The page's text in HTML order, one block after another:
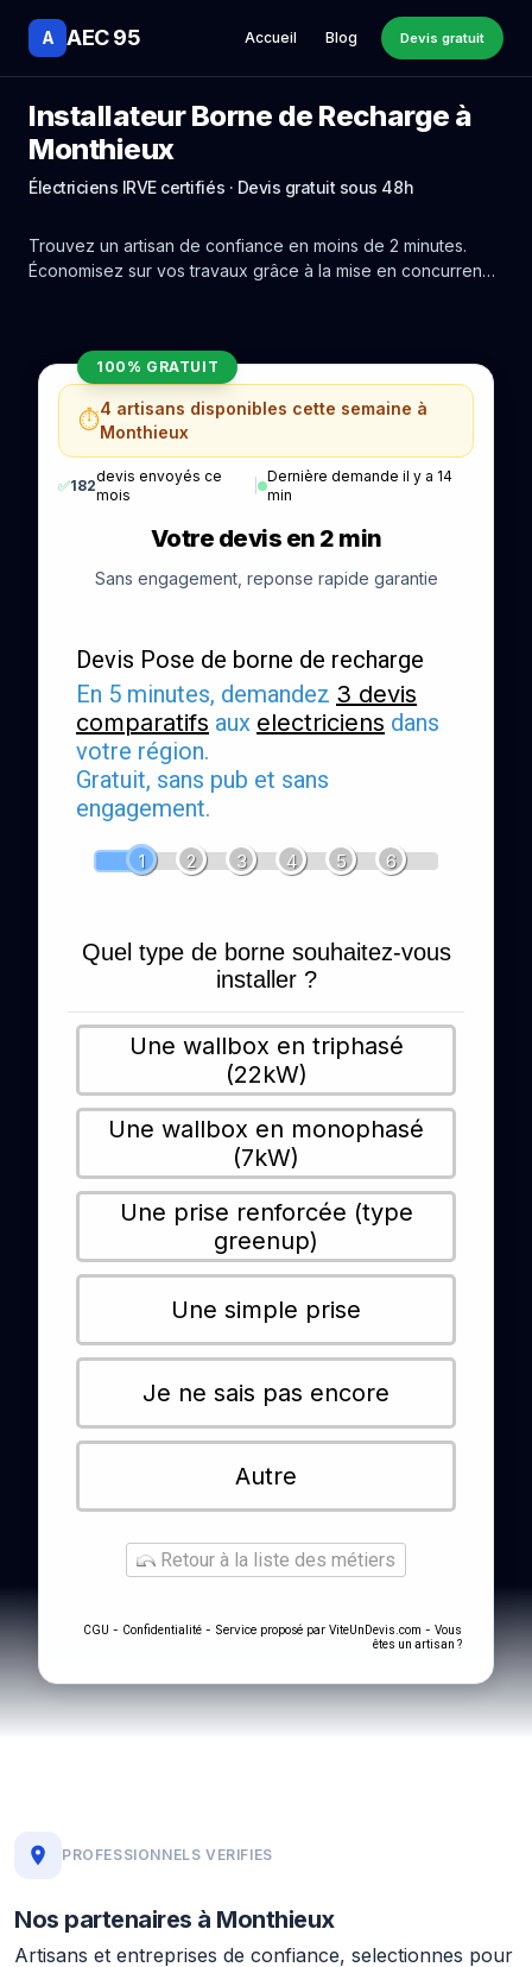
A AEC 95 Accueil Blog Devis gratuit
Installateur Borne de Recharge à
Monthieux
Électriciens IRVE certifiés · Devis gratuit sous 48h
Trouvez un artisan de confiance en moins de 2 minutes.
Économisez sur vos travaux grâce à la mise en concurrence
100% GRATUIT
⏱️4 artisans disponibles cette semaine à
Monthieux
✅182
devis envoyés ce
mois
|
Dernière demande il y a 14
min
Votre devis en 2 min
Sans engagement, reponse rapide garantie
Devis Pose de borne de recharge
En 5 minutes, demandez 3 devis
comparatifs aux electriciens dans
votre région.
Gratuit, sans pub et sans
engagement.
1 2 3 4 5 6
Quel type de borne souhaitez-vous
installer ?
Une wallbox en triphasé
(22kW)
Une wallbox en monophasé
(7kW)
Une prise renforcée (type
greenup)
Une simple prise
Je ne sais pas encore
Autre
Retour à la liste des métiers
CGU - Confidentialité - Service proposé par ViteUnDevis.com - Vous
êtes un artisan ?
PROFESSIONNELS VERIFIES
Nos partenaires à Monthieux
Artisans et entreprises de confiance, selectionnes pour